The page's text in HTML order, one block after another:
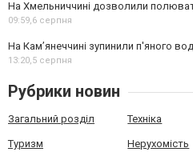
На Хмельниччині дозволили
09:59, 6 серпня
На Камʼянеччині зупинили п'яного
13:20, 5 серпня
Рубрики новин
Загальний розділ Техніка
Туризм Нерухомість